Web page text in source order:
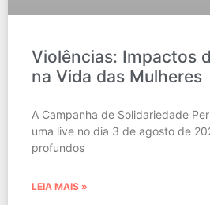
Violências: Impactos
na Vida das Mulheres
A Campanha de Solidariedade
uma live no dia 3 de agosto de
profundos
LEIA MAIS »